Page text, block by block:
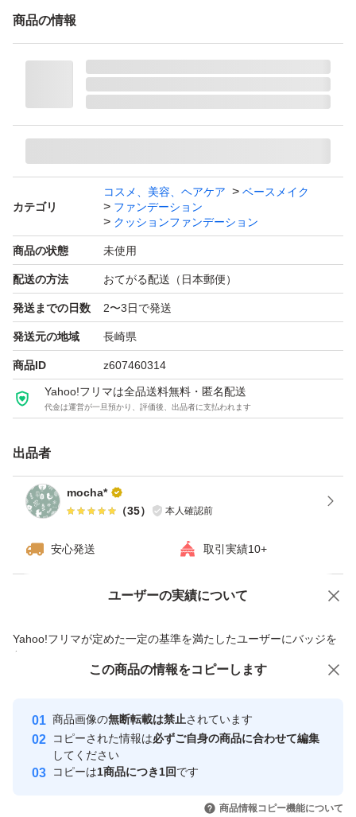
ン色のクッションファンデーション。
- ブランド: TIRTIR
- 商品名: MASK FIT AURA CUSHION
- SPF: SPF30 PA++
- 内容量: 18g / 0.63oz
- 価格:￥2,970-
- - - - - - - - - - - - - - - - - - - - - - - - - -
商品の情報
カテゴリ
コスメ、美容、ヘアケア
ベースメイク
ファンデーション
クッションファンデーション
商品の状態 未使用
配送の方法 おてがる配送（日本郵便）
発送までの日数 2〜3日で発送
発送元の地域 長崎県
商品ID z607460314
Yahoo!フリマは全品送料無料・匿名配送
代金は運営が一旦預かり、評価後、出品者に支払われます
出品者
mocha*
（35） 本人確認前
安心発送 取引実績10+
ユーザーの実績について
Yahoo!フリマが定めた一定の基準を満たしたユーザーにバッジを
付与しています
安心取引出品者
心・安全なユーザーです
取引実績
引を完了させた実績があります
価格の相談 商品への質問
この商品の情報をコピーします
商品画像の無断転載は禁止されています
コピーされた情報は必ずご自身の商品に合わせて編集
してください
コピーは1商品につき1回です
商品情報コピー機能について
この商品をみている人にオススメ